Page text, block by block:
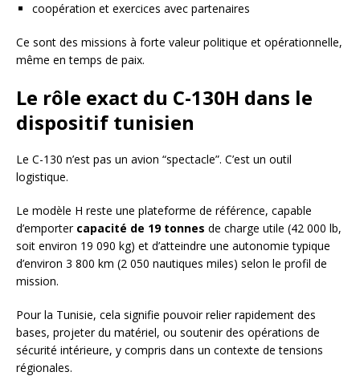
coopération et exercices avec partenaires
Ce sont des missions à forte valeur politique et opérationnelle,
même en temps de paix.
Le rôle exact du C-130H dans le
dispositif tunisien
Le C-130 n’est pas un avion “spectacle”. C’est un outil
logistique.
Le modèle H reste une plateforme de référence, capable
d’emporter capacité de 19 tonnes de charge utile (42 000 lb,
soit environ 19 090 kg) et d’atteindre une autonomie typique
d’environ 3 800 km (2 050 nautiques miles) selon le profil de
mission.
Pour la Tunisie, cela signifie pouvoir relier rapidement des
bases, projeter du matériel, ou soutenir des opérations de
sécurité intérieure, y compris dans un contexte de tensions
régionales.